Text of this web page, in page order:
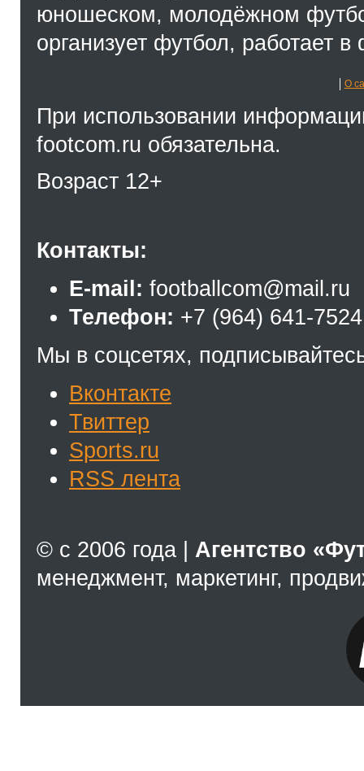
юношеском, молодёжном
организует футбол, работает
О
При использовании
footcom.ru обязательна.
Возраст 12+
Контакты:
E-mail: footballcom@mail.ru
Телефон: +7 (964) 641-7524
Мы в соцсетях,
Вконтакте
Твиттер
Sports.ru
RSS лента
© с 2006 года | Агентство
менеджмент, маркетинг,